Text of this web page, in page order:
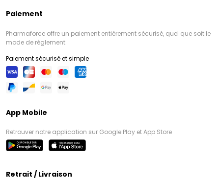
Paiement
Pharmaforce offre un paiement entièrement sécurisé, quel que soit le
mode de règlement
Paiement sécurisé et simple
App Mobile
Retrouver notre application sur Google Play et App Store
Retrait / Livraison